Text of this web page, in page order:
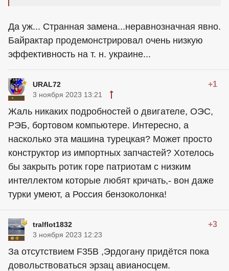
Да уж... Странная замена...неравнозначная явно.
Байрактар продемонстрировал очень низкую
эффективность на т. н. украине...
URAL72 +1
3 ноября 2023 13:21
Жаль никаких подробностей о двигателе, ОЭС,
РЭБ, бортовом компьютере. Интересно, а
насколько эта машина турецкая? Может просто
конструктор из импортных запчастей? Хотелось
бы закрыть ротик горе патриотам с низким
интеллектом которые любят кричать,- вон даже
турки умеют, а Россия бензоколонка!
tralflot1832 +3
3 ноября 2023 12:23
За отсутствием F35B ,Эрдогану придётся пока
довольствоваться эрзац авианосцем.